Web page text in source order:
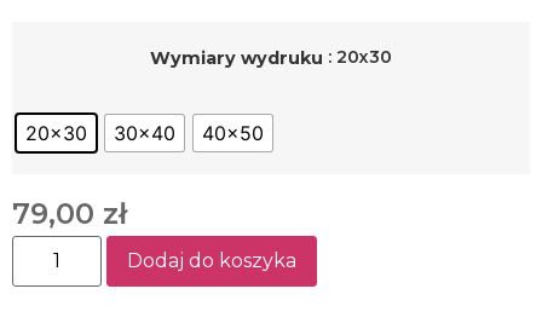
Wymiary wydruku : 20x30
20x30 30x40 40x50
79,00 zł
Dodaj do koszyka